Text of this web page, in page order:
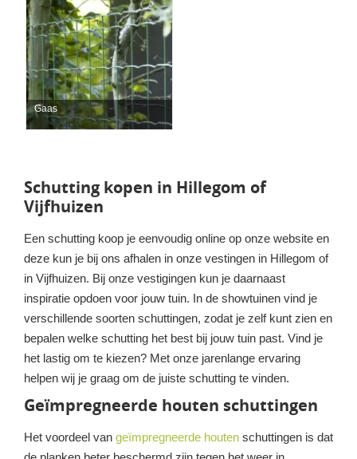
Gaas
Schutting kopen in Hillegom of
Vijfhuizen
Een schutting koop je eenvoudig online op onze website en
deze kun je bij ons afhalen in onze vestingen in Hillegom of
in Vijfhuizen. Bij onze vestigingen kun je daarnaast
inspiratie opdoen voor jouw tuin. In de showtuinen vind je
verschillende soorten schuttingen, zodat je zelf kunt zien en
bepalen welke schutting het best bij jouw tuin past. Vind je
het lastig om te kiezen? Met onze jarenlange ervaring
helpen wij je graag om de juiste schutting te vinden.
Geïmpregneerde houten schuttingen
Het voordeel van geïmpregneerde houten schuttingen is dat